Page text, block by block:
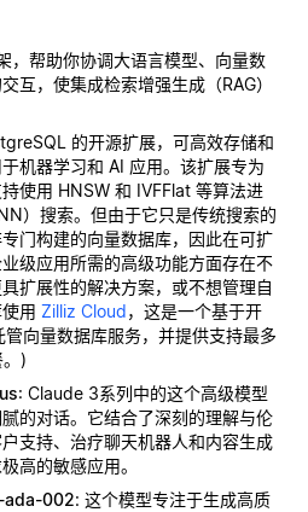
，帮助你协调大语言模型、向量数
互，使集成检索增强生成（RAG）
的开源扩展，可高效存储和
机器学习和 AI 应用。该扩展专为
使用 HNSW 和 IVFFlat 等算法进
）搜索。但由于它只是传统搜索的
门构建的向量数据库，因此在可扩
级应用所需的高级功能方面存在不
扩展性的解决方案，或不想管理自
用 Zilliz Cloud，这是一个基于开
管向量数据库服务，并提供支持最多
)
: Claude 3系列中的这个高级模型
的对话。它结合了深刻的理解与伦
支持、治疗聊天机器人和内容生成
高的敏感应用。
ada-002: 这个模型专注于生成高质